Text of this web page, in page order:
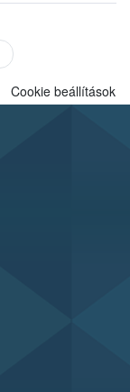
Cookie beállítások